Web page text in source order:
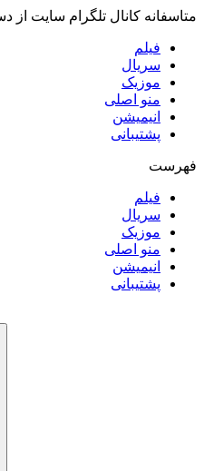
متاسفانه کانال تلگرام سایت
فیلم
سریال
موزیک
منو اصلی
انیمیشن
پشتیبانی
فهرست
فیلم
سریال
موزیک
منو اصلی
انیمیشن
پشتیبانی